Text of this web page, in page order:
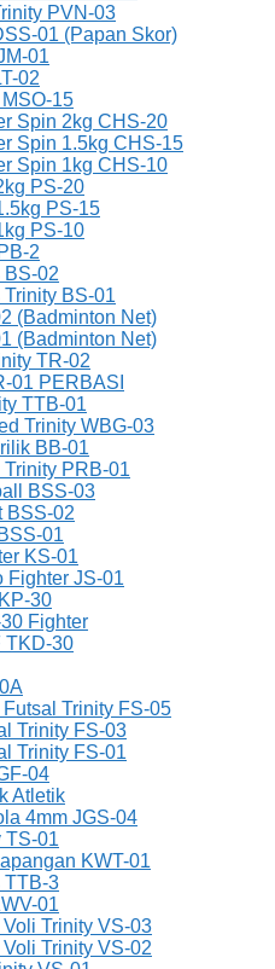
PVN-03
01 (Papan Skor)
01
02
15
Spin 2kg CHS-20
Spin 1.5kg CHS-15
Spin 1kg CHS-10
PS-20
PS-15
PS-10
2
BS-02
BS-01
(Badminton Net)
(Badminton Net)
TR-02
01 PERBASI
TTB-01
Trinity WBG-03
BB-01
PRB-01
BSS-03
BSS-02
01
KS-01
Fighter JS-01
30
Fighter
TKD-30
Trinity FS-05
Trinity FS-03
Trinity FS-01
04
Atletik
4mm JGS-04
TS-01
KWT-01
TTB-3
01
Trinity VS-03
Trinity VS-02